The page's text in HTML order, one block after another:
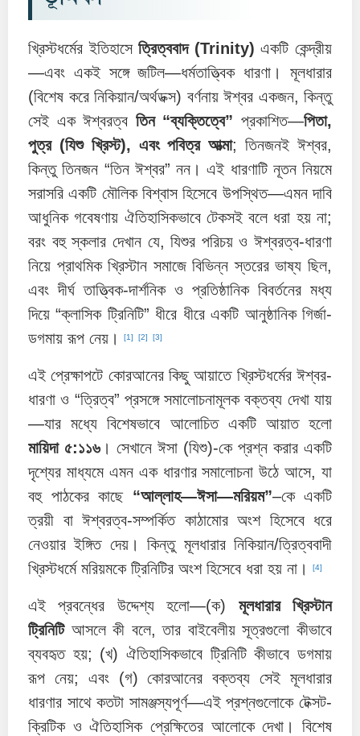
খ্রিস্টধর্মের ইতিহাসেত্রিত্ববাদ (Trinity) একটি কেন্দ্রীয়
—এবং একই সঙ্গে জটিল—ধর্মতাত্ত্বিক ধারণা। মূলধারার
(বিশেষ করে নিকিয়ান/অর্থডক্স) বর্ণনায় ঈশ্বর একজন, কিন্তু
সেই এক ঈশ্বরত্ব তিন “ব্যক্তিত্বে” প্রকাশিত—পিতা,
পুত্র (যিশু খ্রিস্ট), এবং পবিত্র আত্মা; তিনজনই ঈশ্বর,
কিন্তু তিনজন “তিন ঈশ্বর” নন। এই ধারণাটি নূতন নিয়মে
সরাসরি একটি মৌলিক বিশ্বাস হিসেবে উপস্থিত—এমন দাবি
আধুনিক গবেষণায় ঐতিহাসিকভাবে টেকসই বলে ধরা হয় না;
বরং বহু স্কলার দেখান যে, যিশুর পরিচয় ও ঈশ্বরত্ব-ধারণা
নিয়ে প্রাথমিক খ্রিস্টান সমাজে বিভিন্ন স্তরের ভাষ্য ছিল,
এবং দীর্ঘ তাত্ত্বিক-দার্শনিক ও প্রতিষ্ঠানিক বিবর্তনের মধ্য
দিয়ে “ক্লাসিক ট্রিনিটি” ধীরে ধীরে একটি আনুষ্ঠানিক গির্জা-
ডগমায় রূপ নেয়।
[1] [2] [3]
এই প্রেক্ষাপটে কোরআনের কিছু আয়াতে খ্রিস্টধর্মের ঈশ্বর-
ধারণা ও “ত্রিত্ব” প্রসঙ্গে সমালোচনামূলক বক্তব্য দেখা যায়
—যার মধ্যে বিশেষভাবে আলোচিত একটি আয়াত হলো
মায়িদা ৫:১১৬ । সেখানে ঈসা (যিশু)-কে প্রশ্ন করার একটি
দৃশ্যের মাধ্যমে এমন এক ধারণার সমালোচনা উঠে আসে, যা
বহু পাঠকের কাছে “আল্লাহ—ঈসা—মরিয়ম”–কে একটি
ত্রয়ী বা ঈশ্বরত্ব-সম্পর্কিত কাঠামোর অংশ হিসেবে ধরে
নেওয়ার ইঙ্গিত দেয়। কিন্তু মূলধারার নিকিয়ান/ত্রিত্ববাদী
খ্রিস্টধর্মে মরিয়মকে ট্রিনিটির অংশ হিসেবে ধরা হয় না।
[4]
এই প্রবন্ধের উদ্দেশ্য হলো—(ক) মূলধারার খ্রিস্টান
ট্রিনিটিআসলে কী বলে, তার বাইবেলীয় সূত্রগুলো কীভাবে
ব্যবহৃত হয়; (খ) ঐতিহাসিকভাবে ট্রিনিটি কীভাবে ডগমায়
রূপ নেয়; এবং (গ) কোরআনের বক্তব্য সেই মূলধারার
ধারণার সাথে কতটা সামঞ্জস্যপূর্ণ—এই প্রশ্নগুলোকে টেক্সট-
ক্রিটিক ও ঐতিহাসিক প্রেক্ষিতের আলোকে দেখা। বিশেষ